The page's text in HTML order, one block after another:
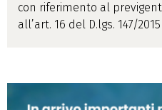
con riferimento al
all’art. 16 del D.lgs. 147/2015